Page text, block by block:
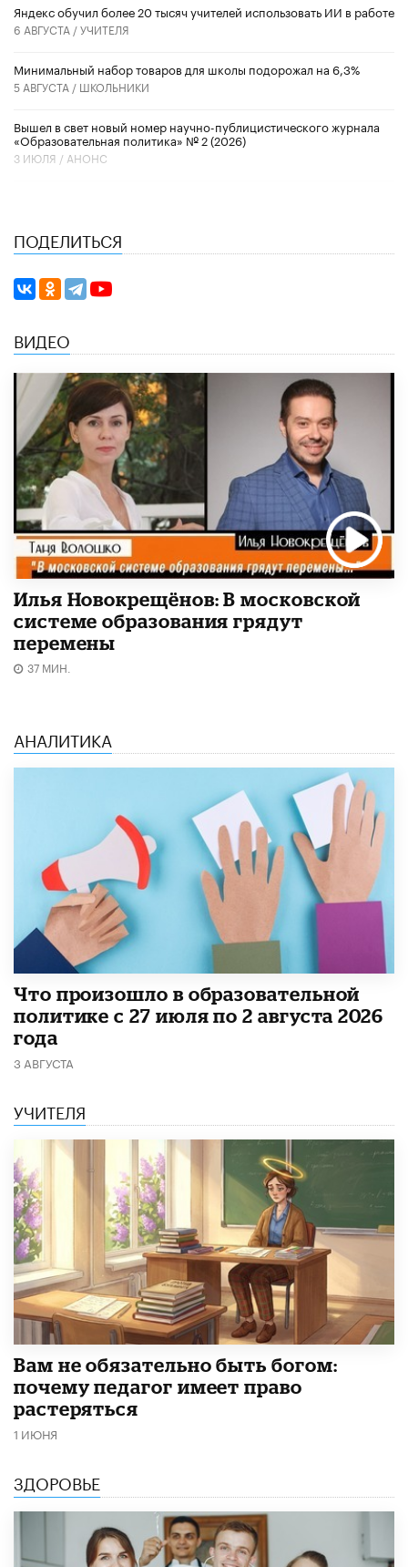
​Яндекс обучил более 20 тысяч учителей использовать ИИ в работе
6 АВГУСТА /УЧИТЕЛЯ
Минимальный набор товаров для школы подорожал на 6,3%
5 АВГУСТА / ШКОЛЬНИКИ
Вышел в свет новый номер научно-публицистического журнала
«Образовательная политика» № 2 (2026)
3 ИЮЛЯ / АНОНС
ПОДЕЛИТЬСЯ
ВИДЕО
Илья Новокрещёнов: В московской
системе образования грядут
перемены
37 МИН.
АНАЛИТИКА
​Что произошло в образовательной
политике с 27 июля по 2 августа 2026
года
3 АВГУСТА
УЧИТЕЛЯ
​Вам не обязательно быть богом:
почему педагог имеет право
растеряться
1 ИЮНЯ
ЗДОРОВЬЕ